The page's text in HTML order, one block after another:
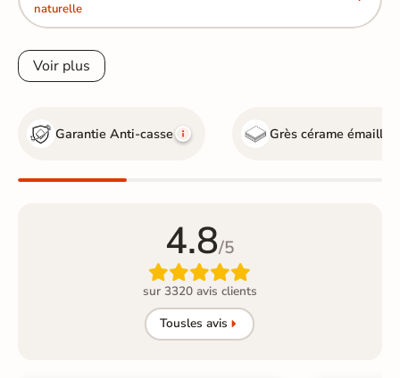
naturelle
Voir plus
Garantie Anti-casse Grès cérame émaillé
4.8/5

sur 3320 avis clients
Tousles avis